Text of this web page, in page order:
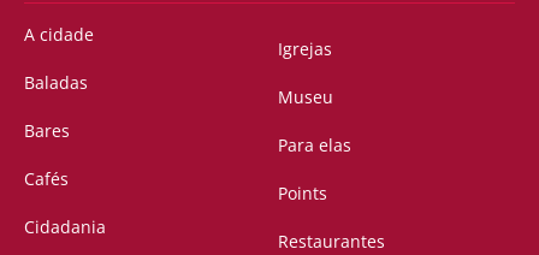
A cidade
Baladas
Bares
Cafés
Cidadania
Igrejas
Museu
Para elas
Points
Restaurantes